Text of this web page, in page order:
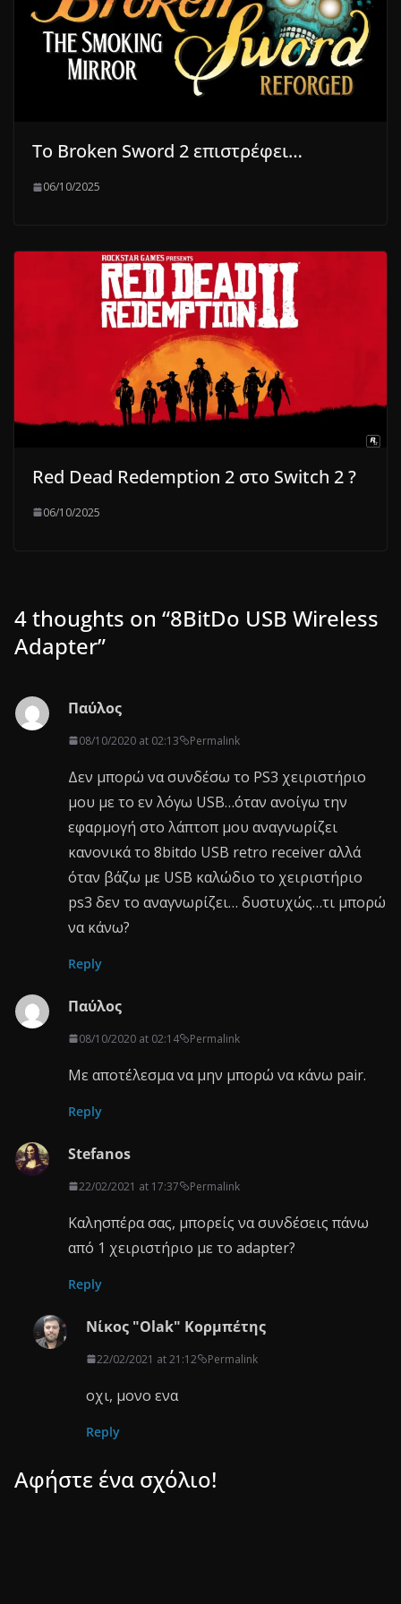
Το Broken Sword 2 επιστρέφει…
06/10/2025
Red Dead Redemption 2 στο Switch 2 ?
06/10/2025
4 thoughts on “8BitDo USB Wireless
Adapter”
Παύλος
08/10/2020 at 02:13 Permalink
Δεν μπορώ να συνδέσω το PS3 χειριστήριο
μου με το εν λόγω USB…όταν ανοίγω την
εφαρμογή στο λάπτοπ μου αναγνωρίζει
κανονικά το 8bitdo USB retro receiver αλλά
όταν βάζω με USB καλώδιο το χειριστήριο
ps3 δεν το αναγνωρίζει… δυστυχώς…τι μπορώ
να κάνω?
Reply
Παύλος
08/10/2020 at 02:14 Permalink
Με αποτέλεσμα να μην μπορώ να κάνω pair.
Reply
Stefanos
22/02/2021 at 17:37 Permalink
Καλησπέρα σας, μπορείς να συνδέσεις πάνω
από 1 χειριστήριο με το adapter?
Reply
Νίκος "Olak" Κορμπέτης
22/02/2021 at 21:12 Permalink
οχι, μονο ενα
Reply
Αφήστε ένα σχόλιο!